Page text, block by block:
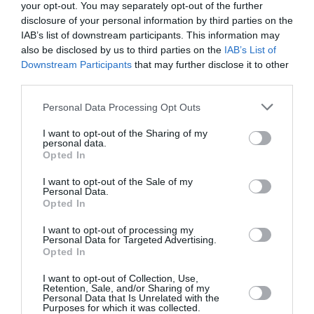
your opt-out. You may separately opt-out of the further
disclosure of your personal information by third parties on the
IAB’s list of downstream participants. This information may
also be disclosed by us to third parties on the IAB’s List of
Downstream Participants that may further disclose it to other
Personal Data Processing Opt Outs
I want to opt-out of the Sharing of my
personal data.
Opted In
I want to opt-out of the Sale of my
Personal Data.
Opted In
I want to opt-out of processing my
Personal Data for Targeted Advertising.
Opted In
I want to opt-out of Collection, Use,
Retention, Sale, and/or Sharing of my
Personal Data that Is Unrelated with the
Purposes for which it was collected.
Manfoua commenté l'article :
Pyramides, croisières et mer Rouge : l’Égypte mise sur
une saison record malgré le contexte géopolitique
histoire de l'aviation
LE 9 AOÛT 1912 DANS LE
CIEL : DÉPART DE